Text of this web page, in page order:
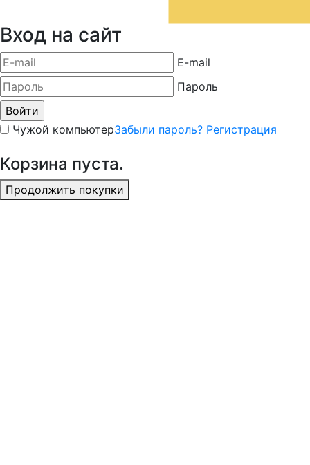
Вход на сайт
E-mail
Пароль
Чужой компьютерЗабыли пароль? Регистрация
Корзина пуста.
Продолжить покупки